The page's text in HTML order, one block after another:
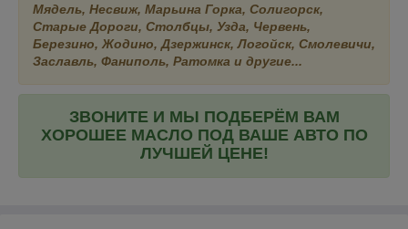
Мядель, Несвиж, Марьина Горка, Солигорск,
Старые Дороги, Столбцы, Узда, Червень,
Березино, Жодино, Дзержинск, Логойск, Смолевичи,
Заславль, Фаниполь, Ратомка и другие...
ЗВОНИТЕ И МЫ ПОДБЕРЁМ ВАМ
ХОРОШЕЕ МАСЛО ПОД ВАШЕ АВТО ПО
ЛУЧШЕЙ ЦЕНЕ!